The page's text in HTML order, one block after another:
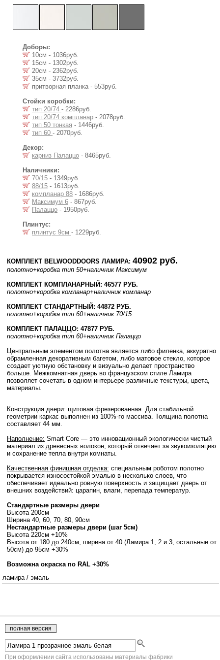
Доборы:
10см - 1036руб.
15см - 1302руб.
20см - 2362руб.
35см - 3732руб.
притворная планка - 553руб.
Стойки коробки:
тип 20/74 - 2286руб.
тип 20/74 компланар - 2078руб.
тип 50 тонкая - 1446руб.
тип 60 - 2070руб.
Декор:
карниз Палаццо - 8465руб.
Наличники:
70/15 - 1349руб.
88/15 - 1613руб.
компланар 88 - 1686руб.
Максимум 6 - 867руб.
Палаццо - 1950руб.
Плинтус:
плинтус 9см - 1229руб.
КОМПЛЕКТ BELWOODDOORS ЛАМИРА: 40902 руб.
полотно+коробка тип 50+наличник Максимум
КОМПЛЕКТ КОМПЛАНАРНЫЙ: 46577 РУБ.
полотно+коробка комланар+наличник комланар
КОМПЛЕКТ СТАНДАРТНЫЙ: 44872 РУБ.
полотно+коробка тип 60+наличник 70/15
КОМПЛЕКТ ПАЛАЦЦО: 47877 РУБ.
полотно+коробка тип 60+наличник Палаццо
Центральным элементом полотна является либо филенка, аккуратно
обрамленная декоративным багетом, либо матовое стекло, которое
создает уютную обстановку и визуально делает пространство
больше. Межкомнатная дверь во французском стиле Ламира
позволяет сочетать в одном интерьере различные текстуры, цвета,
материалы.
Конструкция двери: щитовая фрезерованная. Для стабильной
геометрии каркас выполнен из 100%-го массива. Толщина полотна
составляет 44 мм.
Наполнение: Smart Core — это инновационный экологически чистый
материал из древесных волокон, который отвечает за звукоизоляцию
и сохранение тепла внутри комнаты.
Качественная финишная отделка: специальным роботом полотно
покрывается износостойкой эмалью в несколько слоев, что
обеспечивает идеально ровную поверхность и защищает дверь от
внешних воздействий: царапин, влаги, перепада температур.
Стандартные размеры двери
Высота 200см
Ширина 40, 60, 70, 80, 90см
Нестандартные размеры двери (шаг 5см)
Высота 220см +10%
Высота от 180 до 240см, ширина от 40 (Ламира 1, 2 и 3, остальные от
50см) до 95см +30%
Возможна окраска по RAL +30%
ламира/ эмаль
При оформлении сайта использованы материалы фабрики